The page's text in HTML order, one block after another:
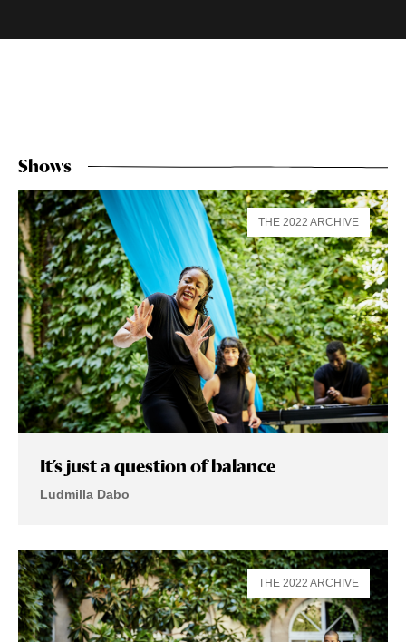
Shows
It’s just a question of balance
Ludmilla Dabo
THE 2022 ARCHIVE
THE 2022 ARCHIVE